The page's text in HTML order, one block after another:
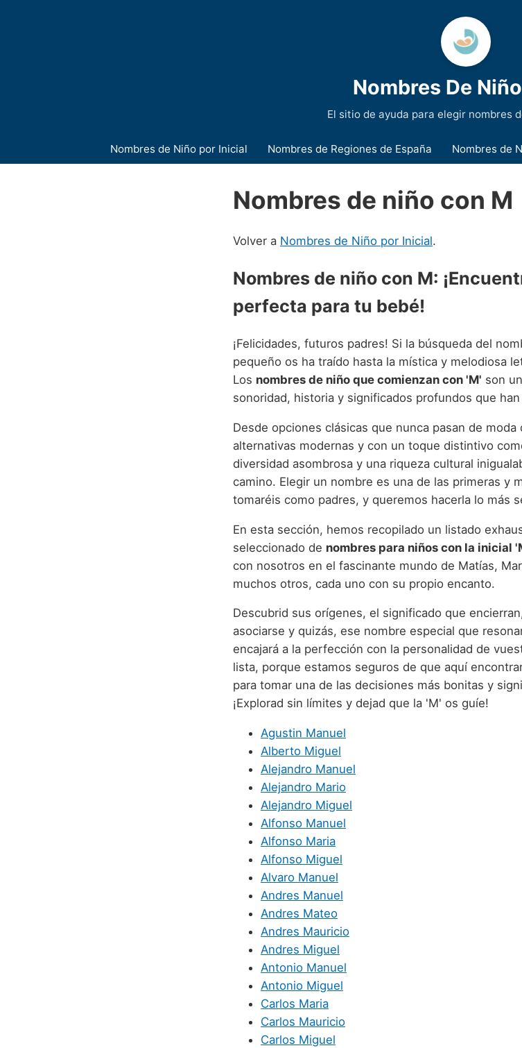
Nombres De
El sitio de ayuda para elegir nombres
Nombres de Niño por Inicial Nombres de Regiones de España Nombres de
Nombres de niño con M
Volver a Nombres de Niño por Inicial.
Nombres de niño con M:
perfecta para tu bebé!
¡Felicidades, futuros padres! Si la búsqueda del
pequeño os ha traído hasta la mística y melodiosa
Los nombres de niño que comienzan con 'M' son
sonoridad, historia y significados profundos que
Desde opciones clásicas que nunca pasan de
alternativas modernas y con un toque distintivo
diversidad asombrosa y una riqueza cultural
camino. Elegir un nombre es una de las primeras y
tomaréis como padres, y queremos hacerla lo más
En esta sección, hemos recopilado un listado
seleccionado de nombres para niños con la inicial
con nosotros en el fascinante mundo de Matías,
muchos otros, cada uno con su propio encanto.
Descubrid sus orígenes, el significado que
asociarse y quizás, ese nombre especial que
encajará a la perfección con la personalidad de
lista, porque estamos seguros de que aquí
para tomar una de las decisiones más bonitas y
¡Explorad sin límites y dejad que la 'M' os guíe!
Agustin Manuel
Alberto Miguel
Alejandro Manuel
Alejandro Mario
Alejandro Miguel
Alfonso Manuel
Alfonso Maria
Alfonso Miguel
Alvaro Manuel
Andres Manuel
Andres Mateo
Andres Mauricio
Andres Miguel
Antonio Manuel
Antonio Miguel
Carlos Maria
Carlos Mauricio
Carlos Miguel